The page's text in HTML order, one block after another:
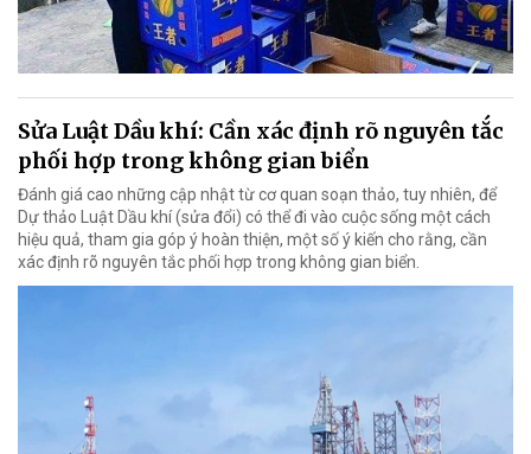
Sửa Luật Dầu khí: Cần xác định rõ nguyên tắc
phối hợp trong không gian biển
Đánh giá cao những cập nhật từ cơ quan soạn thảo, tuy nhiên, để
Dự thảo Luật Dầu khí (sửa đổi) có thể đi vào cuộc sống một cách
hiệu quả, tham gia góp ý hoàn thiện, một số ý kiến cho rằng, cần
xác định rõ nguyên tắc phối hợp trong không gian biển.